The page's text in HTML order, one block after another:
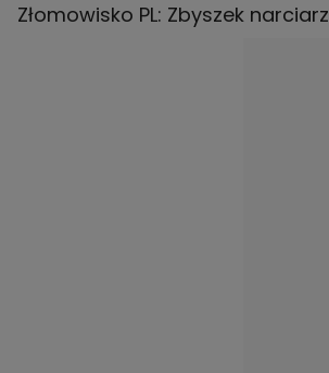
Złomowisko PL: Zbyszek narciarz